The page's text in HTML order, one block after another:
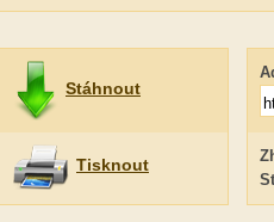
Stáhnout
Tisknout